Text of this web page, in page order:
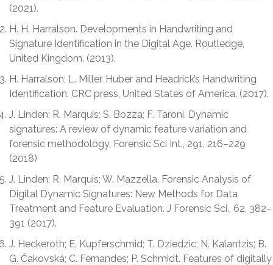
(2021).
H. H. Harralson. Developments in Handwriting and
Signature Identification in the Digital Age. Routledge,
United Kingdom. (2013).
H. Harralson; L. Miller. Huber and Headrick’s Handwriting
Identification. CRC press, United States of America. (2017).
J. Linden; R. Marquis; S. Bozza; F. Taroni. Dynamic
signatures: A review of dynamic feature variation and
forensic methodology, Forensic Sci Int., 291, 216–229
(2018)
J. Linden; R. Marquis; W. Mazzella. Forensic Analysis of
Digital Dynamic Signatures: New Methods for Data
Treatment and Feature Evaluation. J Forensic Sci., 62, 382–
391 (2017).
J. Heckeroth; E. Kupferschmid; T. Dziedzic; N. Kalantzis; B.
G. Čakovská; C. Fernandes; P. Schmidt. Features of digitally